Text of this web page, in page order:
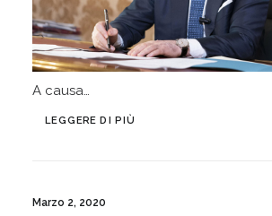
A causa…
LEGGERE DI PIÙ
Marzo 2, 2020